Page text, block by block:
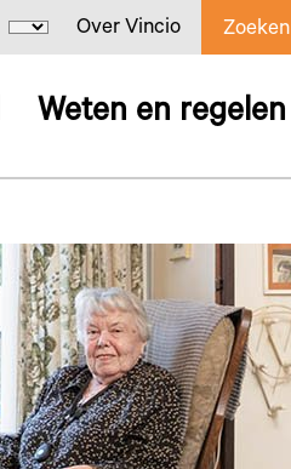
Over Vincio Zoeken
Weten en regelen